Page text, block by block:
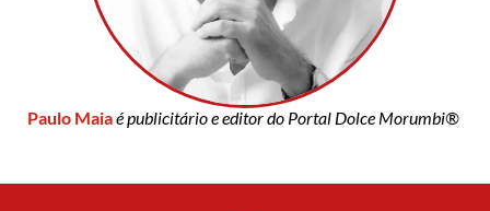
Paulo Maiaé publicitário e editor do Portal Dolce Morumbi®